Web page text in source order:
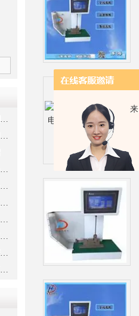
管材静液压试验机管路不受控制怎么修？
如何延长冷热冲击试验机的使用寿命
管材环刚度试验机的过载保护与紧急停机系统详解
管材耐压爆破试验机的试验标准和规范
解决数据漂移：提高塑料管材超高压试验机压力传感器稳定性的三大措施
电子拉力试验机与静液压试验机，两者有何区别？
应该如何安装塑料管材静液压试验机
熔体流动速率仪的常见故障有哪些？
管材静液压爆破试验机常见故障的检查方法